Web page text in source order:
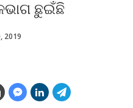
ଛୁଇଁଛି
2019